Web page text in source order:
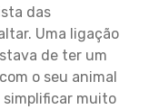
das
Uma ligação
de ter um
o seu animal
simplificar muito